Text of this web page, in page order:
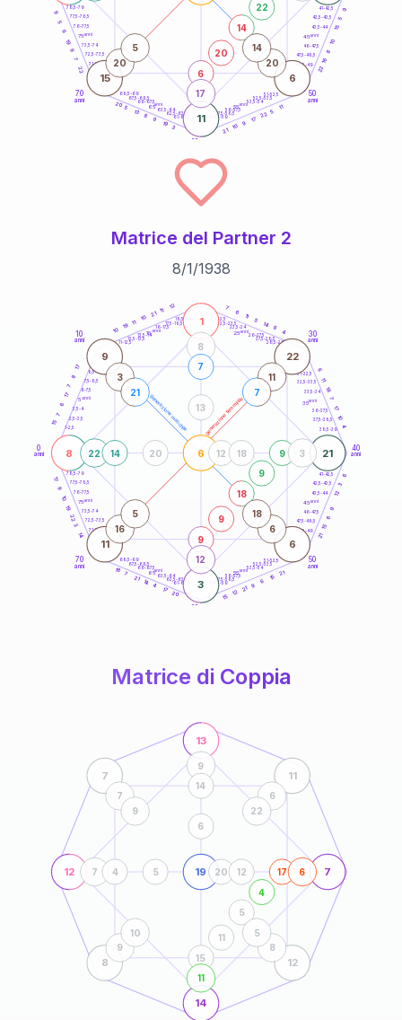
50
anni
60
70
anni
41-42,5
42,5-43,5
43,5-44
46-47,5
47,5-48,5
48,5-49
51-52,5
52,5-53,5
53,5-54
56-57,5
57,5-58,5
58,5-59
61-62,5
62,5-63,5
63,5-64
66-67,5
67,5-68,5
68,5-69
71-72,5
72,5-73,5
73,5-74
76-77,5
77,5-78,5
78,5-79 9
5
15
10
8
16
22
11
5
22
17
9
10
21
3
19
9
8
13
5
20
22
7
8
19
6
5
9
11
15 6
6
20
14
22
17
20
5
20
14
45anni
55anni
65anni
75anni
Matrice del Partner 2
8/1/1938
generazione maschile generazione femminile
0
anni
10
anni
30
anni
40
anni
50
anni
60
70
anni
1-2,5
2,5-3,5
3,5-4
6-7,5
7,5-8,5
8,5-9
11-12,5
12,5-13,5
13,5-14
16-17,5
17,5-18,5
18,5-19 21-22,5
22,5-23,5
23,5-24
26-27,5
27,5-28,5
28,5-29
31-32,5
32,5-33,5
33,5-34
36-37,5
37,5-38,5
38,5-39
41-42,5
42,5-43,5
43,5-44
46-47,5
47,5-48,5
48,5-49
51-52,5
52,5-53,5
53,5-54
56-57,5
57,5-58,5
58,5-59
61-62,5
62,5-63,5
63,5-64
66-67,5
67,5-68,5
68,5-69
71-72,5
72,5-73,5
73,5-74
76-77,5
77,5-78,5
78,5-79
15
7
6
17
7
8
17
10
19 11
10
21 11
12 7
6
11
5
14 9
4
6
11
18
7
17
10
4
6
3
12
9
6
15
21
21
15
6
9
21
12
15
20
17
4
14
21
7
18
14
3
22
19
10
9
17
8
1
21
3
6
9 22
11 6
9
9
18
9
9
22
8
3
12
14
7
12 18
20
13
3
21
11
7
16
5
6
18
5anni
15 anni 25anni
35anni
45anni
55anni
65anni
75anni
Matrice di Coppia
12
13
7
14
19
7 11
8 12
15
11
5
4
17
7
9
6
11
4
14
20 12
5
6
7
9
6
22
9
10
8
5